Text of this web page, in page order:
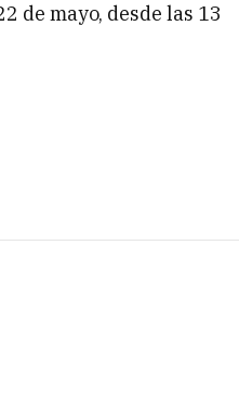
de mayo, desde las 13